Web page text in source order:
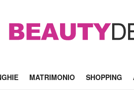
MATRIMONIO SHOPPING